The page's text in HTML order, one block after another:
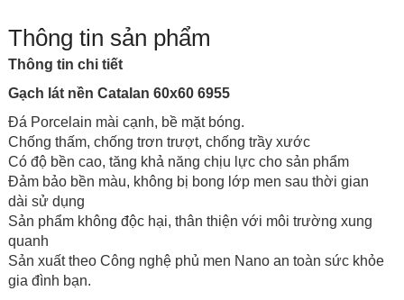
Thông tin sản phẩm
Thông tin chi tiết
Gạch lát nền Catalan 60x60 6955
Đá Porcelain mài cạnh, bề mặt bóng.
Chống thấm, chống trơn trượt, chống trầy xước
Có độ bền cao, tăng khả năng chịu lực cho sản phẩm
Đảm bảo bền màu, không bị bong lớp men sau thời gian
dài sử dụng
Sản phẩm không độc hại, thân thiện với môi trường xung
quanh
Sản xuất theo Công nghệ phủ men Nano an toàn sức khỏe
gia đình bạn.